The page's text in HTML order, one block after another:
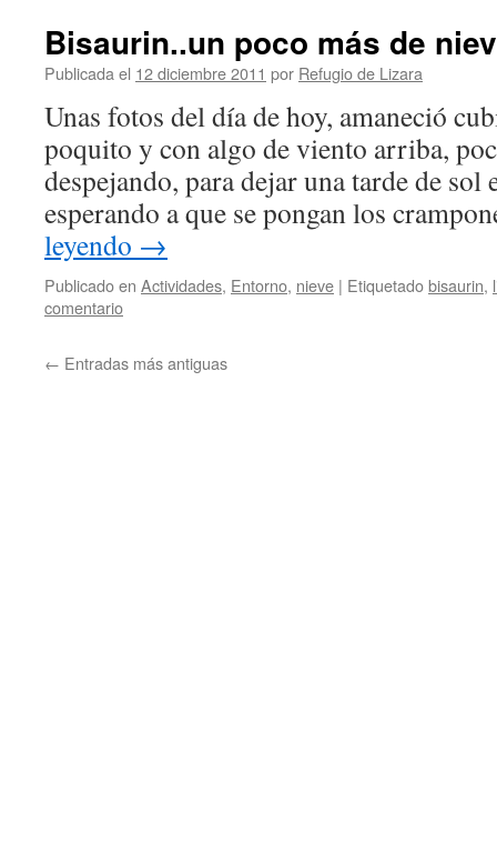
Bisaurin..un poco más de
Publicada el 12 diciembre 2011 por Refugio de Lizara
Unas fotos del día de hoy, amaneció
poquito y con algo de viento arriba,
despejando, para dejar una tarde de sol
esperando a que se pongan los
leyendo →
Publicado en Actividades, Entorno, nieve | Etiquetadobisaurin,
comentario
← Entradas más antiguas